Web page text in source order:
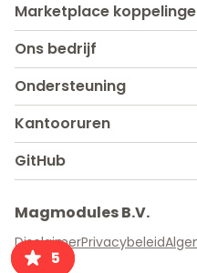
Marketplace
Ons bedrijf
Ondersteuning
Kantooruren
GitHub
Magmodules B.V.
DisclaimerPrivacybeleid
5